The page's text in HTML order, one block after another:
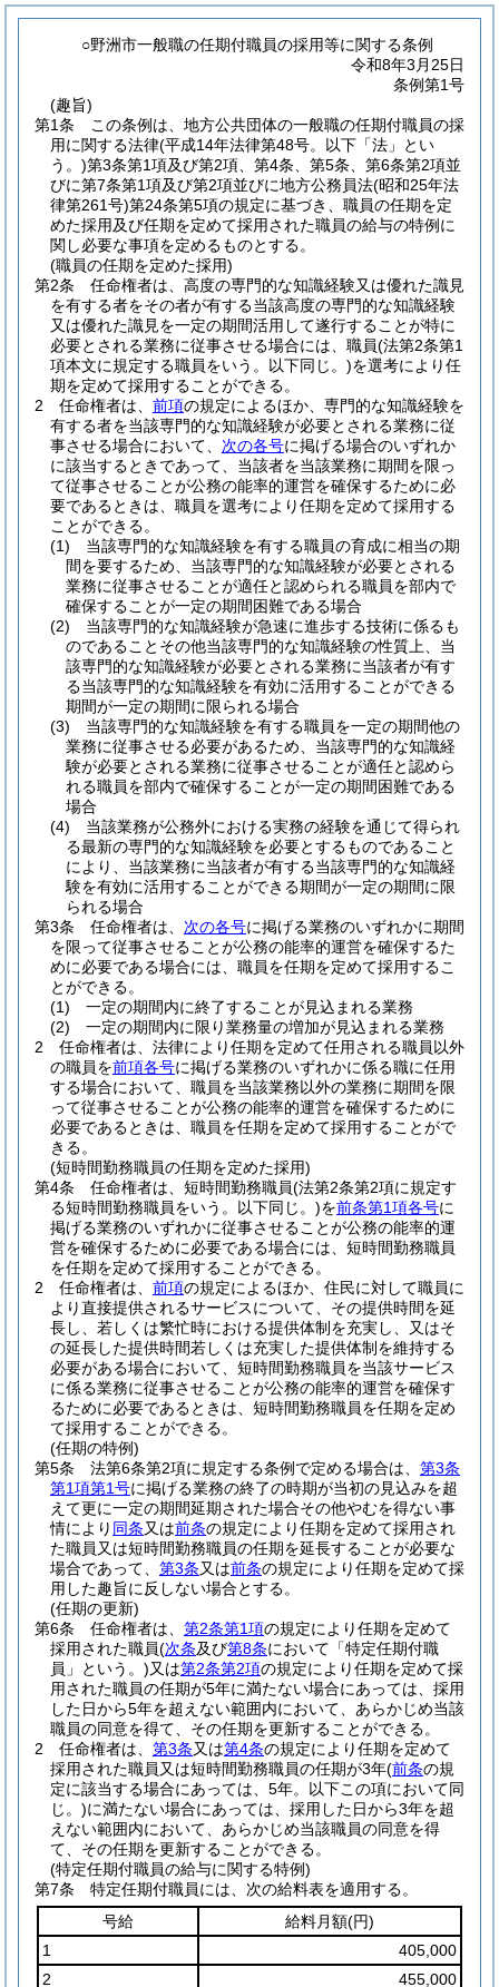
○野洲市一般職の任期付職員の採用等に関する条例
令和8年3月25日
条例第1号
(趣旨)
第1条
この条例は、地方公共団体の一般職の任期付職員の採
用に関する法律(平成14年法律第48号。以下「法」とい
う。)第3条第1項及び第2項、第4条、第5条、第6条第2項並
びに第7条第1項及び第2項並びに地方公務員法(昭和25年法
律第261号)第24条第5項の規定に基づき、職員の任期を定
めた採用及び任期を定めて採用された職員の給与の特例に
関し必要な事項を定めるものとする。
(職員の任期を定めた採用)
第2条
任命権者は、高度の専門的な知識経験又は優れた識見
を有する者をその者が有する当該高度の専門的な知識経験
又は優れた識見を一定の期間活用して遂行することが特に
必要とされる業務に従事させる場合には、職員(法第2条第1
項本文に規定する職員をいう。以下同じ。)を選考により任
期を定めて採用することができる。
2
任命権者は、 前項の規定によるほか、専門的な知識経験を
有する者を当該専門的な知識経験が必要とされる業務に従
事させる場合において、 次の各号に掲げる場合のいずれか
に該当するときであって、当該者を当該業務に期間を限っ
て従事させることが公務の能率的運営を確保するために必
要であるときは、職員を選考により任期を定めて採用する
ことができる。
(1)
当該専門的な知識経験を有する職員の育成に相当の期
間を要するため、当該専門的な知識経験が必要とされる
業務に従事させることが適任と認められる職員を部内で
確保することが一定の期間困難である場合
(2)
当該専門的な知識経験が急速に進歩する技術に係るも
のであることその他当該専門的な知識経験の性質上、当
該専門的な知識経験が必要とされる業務に当該者が有す
る当該専門的な知識経験を有効に活用することができる
期間が一定の期間に限られる場合
(3)
当該専門的な知識経験を有する職員を一定の期間他の
業務に従事させる必要があるため、当該専門的な知識経
験が必要とされる業務に従事させることが適任と認めら
れる職員を部内で確保することが一定の期間困難である
場合
(4)
当該業務が公務外における実務の経験を通じて得られ
る最新の専門的な知識経験を必要とするものであること
により、当該業務に当該者が有する当該専門的な知識経
験を有効に活用することができる期間が一定の期間に限
られる場合
第3条
任命権者は、 次の各号に掲げる業務のいずれかに期間
を限って従事させることが公務の能率的運営を確保するた
めに必要である場合には、職員を任期を定めて採用するこ
とができる。
(1)
一定の期間内に終了することが見込まれる業務
(2)
一定の期間内に限り業務量の増加が見込まれる業務
2
任命権者は、法律により任期を定めて任用される職員以外
の職員を前項各号に掲げる業務のいずれかに係る職に任用
する場合において、職員を当該業務以外の業務に期間を限
って従事させることが公務の能率的運営を確保するために
必要であるときは、職員を任期を定めて採用することがで
きる。
(短時間勤務職員の任期を定めた採用)
第4条
任命権者は、短時間勤務職員(法第2条第2項に規定す
る短時間勤務職員をいう。以下同じ。)を前条第1項各号に
掲げる業務のいずれかに従事させることが公務の能率的運
営を確保するために必要である場合には、短時間勤務職員
を任期を定めて採用することができる。
2
任命権者は、 前項の規定によるほか、住民に対して職員に
より直接提供されるサービスについて、その提供時間を延
長し、若しくは繁忙時における提供体制を充実し、又はそ
の延長した提供時間若しくは充実した提供体制を維持する
必要がある場合において、短時間勤務職員を当該サービス
に係る業務に従事させることが公務の能率的運営を確保す
るために必要であるときは、短時間勤務職員を任期を定め
て採用することができる。
(任期の特例)
第5条
法第6条第2項に規定する条例で定める場合は、 第3条
第1項第1号に掲げる業務の終了の時期が当初の見込みを超
えて更に一定の期間延期された場合その他やむを得ない事
情により 同条又は前条の規定により任期を定めて採用され
た職員又は短時間勤務職員の任期を延長することが必要な
場合であって、 第3条又は前条の規定により任期を定めて採
用した趣旨に反しない場合とする。
(任期の更新)
第6条
任命権者は、 第2条第1項の規定により任期を定めて
採用された職員(次条及び第8条において「特定任期付職
員」という。)又は第2条第2項の規定により任期を定めて採
用された職員の任期が5年に満たない場合にあっては、採用
した日から5年を超えない範囲内において、あらかじめ当該
職員の同意を得て、その任期を更新することができる。
2
任命権者は、 第3条又は第4条の規定により任期を定めて
採用された職員又は短時間勤務職員の任期が3年(前条の規
定に該当する場合にあっては、5年。以下この項において同
じ。)に満たない場合にあっては、採用した日から3年を超
えない範囲内において、あらかじめ当該職員の同意を得
て、その任期を更新することができる。
(特定任期付職員の給与に関する特例)
第7条
特定任期付職員には、次の給料表を適用する。
号給
給料月額(円)
1
405,000
2
455,000